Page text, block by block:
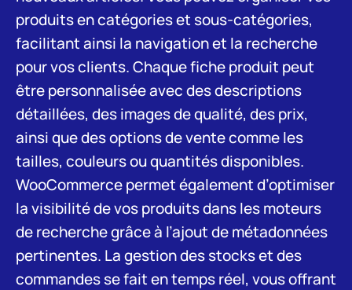
produits en catégories et sous-catégories,
facilitant ainsi la navigation et la recherche
pour vos clients. Chaque fiche produit peut
être personnalisée avec des descriptions
détaillées, des images de qualité, des prix,
ainsi que des options de vente comme les
tailles, couleurs ou quantités disponibles.
WooCommerce permet également d’optimiser
la visibilité de vos produits dans les moteurs
de recherche grâce à l’ajout de métadonnées
pertinentes. La gestion des stocks et des
commandes se fait en temps réel, vous offrant